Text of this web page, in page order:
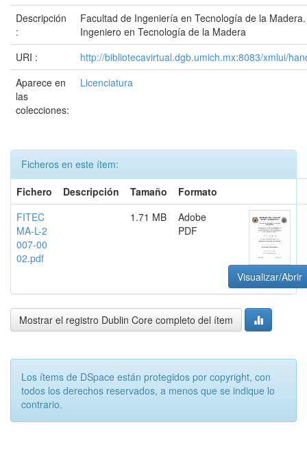
Descripción
:
Facultad de Ingeniería en Tecnología de la
Ingeniero en Tecnología de la Madera
URI :
http://bibliotecavirtual.dgb.umich.mx:8083/xmlui/
Aparece en
las
colecciones:
Licenciatura
Ficheros en este ítem:
Fichero
Descripción Tamaño
Formato
FITEC
MA-L-2
007-00
02.pdf
1.71 MB
Adobe
PDF
Visualizar/Abrir
Mostrar el registro Dublin Core completo del ítem
Los ítems de DSpace están protegidos por copyright, con
todos los derechos reservados, a menos que se indique lo
contrario.